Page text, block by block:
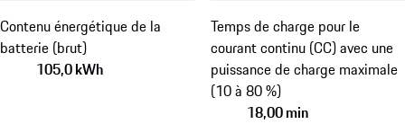
Contenu énergétique de la
batterie (brut)
105,0 kWh
Temps de charge pour le
courant continu (CC) avec une
puissance de charge maximale
(10 à 80 %)
18,00 min